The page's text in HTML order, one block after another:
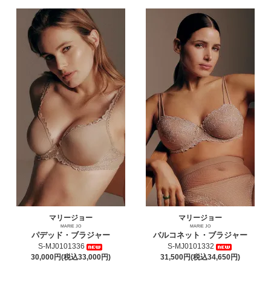
マリージョー
MARIE JO
パデッド・ブラジャー
S-MJ0101336
30,000円(税込33,000円)
マリージョー
MARIE JO
バルコネット・ブラジャー
S-MJ0101332
31,500円(税込34,650円)